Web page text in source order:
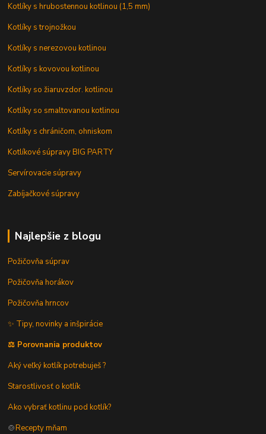
Kotlíky s hrubostennou kotlinou (1,5 mm)
Kotlíky s trojnožkou
Kotlíky s nerezovou kotlinou
Kotlíky s kovovou kotlinou
Kotlíky so žiaruvzdor. kotlinou
Kotlíky so smaltovanou kotlinou
Kotlíky s chráničom, ohniskom
Kotlíkové súpravy BIG PARTY
Servírovacie súpravy
Zabíjačkové súpravy
Najlepšie z blogu
Požičovňa súprav
Požičovňa horákov
Požičovňa hrncov
✨ Tipy, novinky a inšpirácie
⚖️ Porovnania produktov
Aký veľký kotlík potrebuješ ?
Starostlivosť o kotlík
Ako vybrať kotlinu pod kotlík?
🍲Recepty mňam